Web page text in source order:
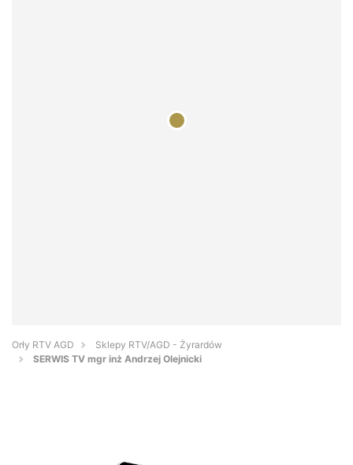
Orły RTV AGD
Sklepy RTV/AGD - Żyrardów
SERWIS TV mgr inż Andrzej Olejnicki